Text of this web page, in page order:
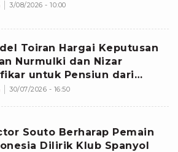
3/08/2026 - 10:00
Toiran Hargai Keputusan
Nurmulki dan Nizar
untuk Pensiun dari
Voli Indonesia
30/07/2026 - 16:50
Souto Berharap Pemain
Dilirik Klub Spanyol